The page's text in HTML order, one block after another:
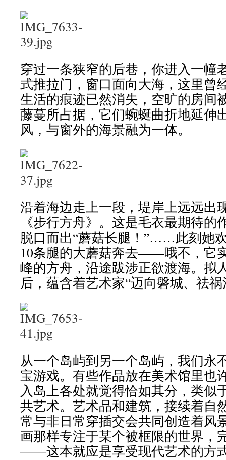
穿过一条狭窄的后巷，你进入一幢
式推拉门，窗口面向大海，这里曾
生活的痕迹已然消失，空旷的房间
藤蔓所占据，它们蜿蜒曲折地延伸
风，与窗外的海景融为一体。
沿着海边走上一段，堤岸上远远出
《步行方舟》。这是毛衣最期待的
脱口而出“蘑菇长腿！”……此刻她
10条腿的大蘑菇奔去——哦不，它
峰的方舟，沿途跋涉正欲渡海。拟
后，蕴含着艺术家“迈向磐城、祛
从一个岛屿到另一个岛屿，我们永
宝游戏。有些作品放在美术馆里也
入岛上各处就觉得恰如其分，类似
共艺术。艺术品和建筑，接续着自
常与非日常穿插交会共同创造着风
画那样专注于某个被框限的世界，
——这本就应是享受现代艺术的方